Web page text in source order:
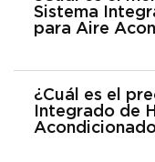
Sistema
para Aire
¿Cuál es el
Integrado de